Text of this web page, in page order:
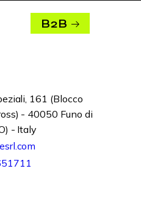
B2B
161 (Blocco
- 40050 Funo di
- Italy